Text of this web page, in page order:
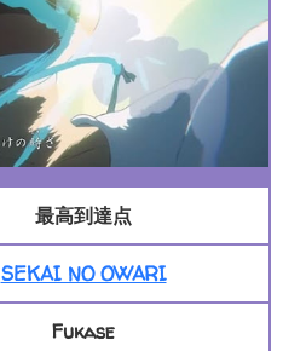
最高到達点
SEKAI NO OWARI
Fukase